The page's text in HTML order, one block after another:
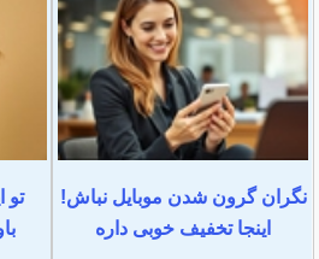
نگران گرون شدن موبایل نباش!
اینجا تخفیف خوبی داره
تو